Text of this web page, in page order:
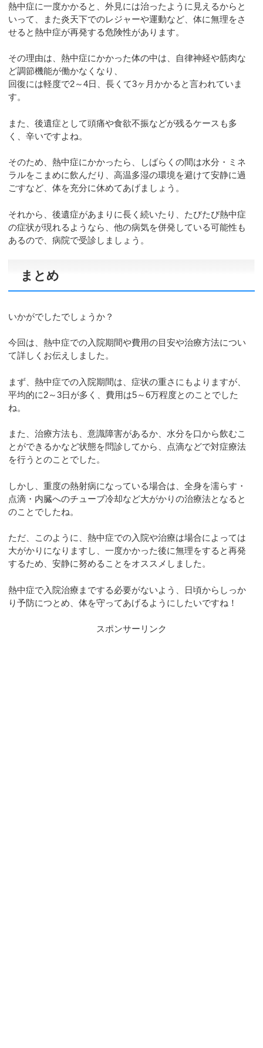
熱中症に一度かかると、外見には治ったように見えるからと
いって、また炎天下でのレジャーや運動など、体に無理をさ
せると熱中症が再発する危険性があります。
その理由は、熱中症にかかった体の中は、自律神経や筋肉な
ど調節機能が働かなくなり、
回復には軽度で2～4日、長くて3ヶ月かかると言われていま
す。
また、後遺症として頭痛や食欲不振などが残るケースも多
く、辛いですよね。
そのため、熱中症にかかったら、しばらくの間は水分・ミネ
ラルをこまめに飲んだり、高温多湿の環境を避けて安静に過
ごすなど、体を充分に休めてあげましょう。
それから、後遺症があまりに長く続いたり、たびたび熱中症
の症状が現れるようなら、他の病気を併発している可能性も
あるので、病院で受診しましょう。
まとめ
いかがでしたでしょうか？
今回は、熱中症での入院期間や費用の目安や治療方法につい
て詳しくお伝えしました。
まず、熱中症での入院期間は、症状の重さにもよりますが、
平均的に2～3日が多く、費用は5～6万程度とのことでした
ね。
また、治療方法も、意識障害があるか、水分を口から飲むこ
とができるかなど状態を問診してから、点滴などで対症療法
を行うとのことでした。
しかし、重度の熱射病になっている場合は、全身を濡らす・
点滴・内臓へのチューブ冷却など大がかりの治療法となると
のことでしたね。
ただ、このように、熱中症での入院や治療は場合によっては
大がかりになりますし、一度かかった後に無理をすると再発
するため、安静に努めることをオススメしました。
熱中症で入院治療までする必要がないよう、日頃からしっか
り予防につとめ、体を守ってあげるようにしたいですね！
スポンサーリンク